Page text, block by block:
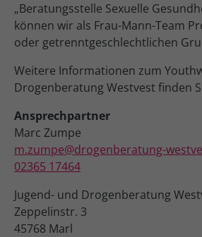
„Beratungsstelle Sexuelle
können wir als Frau-Mann-Team
oder getrenntgeschlechtlichen
Weitere Informationen zum
Drogenberatung Westvest finden
Ansprechpartner
Marc Zumpe
m.zumpe@drogenberatung-
02365 17464
Jugend- und Drogenberatung
Zeppelinstr. 3
45768 Marl